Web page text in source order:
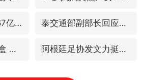
Meta被判支付5.67亿美元 泰交通部副部长回应中国人遭歧视手势
1岁宝宝碰坏纸巾盒 宝妈被索赔924元 阿根廷足协发文力挺因凡蒂诺